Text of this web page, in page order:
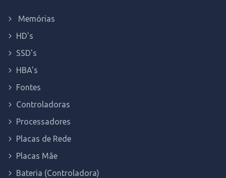
Memórias
HD's
SSD's
HBA's
Fontes
Controladoras
Processadores
Placas de Rede
Placas Mãe
Bateria (Controladora)